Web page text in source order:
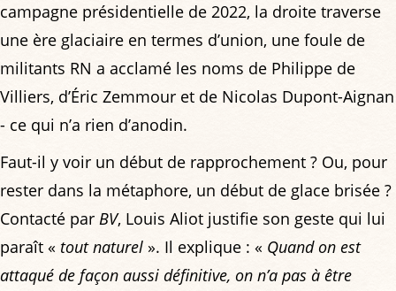
campagne présidentielle de 2022, la droite traverse
une ère glaciaire en termes d’union, une foule de
militants RN a acclamé les noms de Philippe de
Villiers, d’Éric Zemmour et de Nicolas Dupont-Aignan
- ce qui n’a rien d’anodin.
Faut-il y voir un début de rapprochement ? Ou, pour
rester dans la métaphore, un début de glace brisée ?
Contacté par BV, Louis Aliot justifie son geste qui lui
paraît « tout naturel ». Il explique : « Quand on est
attaqué de façon aussi définitive, on n’a pas à être